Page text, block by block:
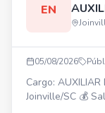
EN
05/08/2026
Cargo: AUXILIAR DE
Joinville/SC 💰